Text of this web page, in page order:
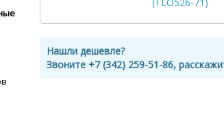
Нашли дешевле?
Звоните +7 (342) 259-51-86,